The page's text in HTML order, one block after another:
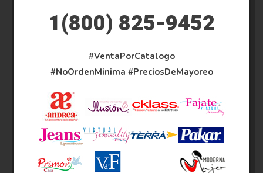
1(800) 825-9452
#VentaPorCatalogo
#NoOrdenMinima #PreciosDeMayoreo